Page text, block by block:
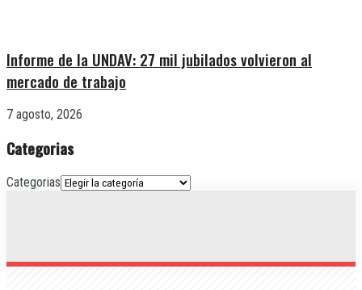
Informe de la UNDAV: 27 mil jubilados volvieron al
mercado de trabajo
7 agosto, 2026
Categorias
Categorias